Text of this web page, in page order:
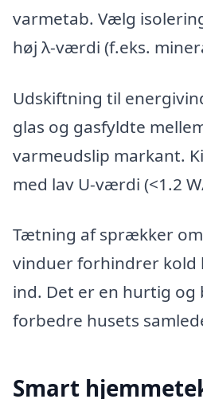
varmetab. Vælg
høj λ-værdi (f.eks.
Udskiftning til
glas og gasfyldte
varmeudslip markant.
med lav U-værdi (<1.2
Tætning af sprækker
vinduer forhindrer
ind. Det er en hurtig
forbedre husets
Smart